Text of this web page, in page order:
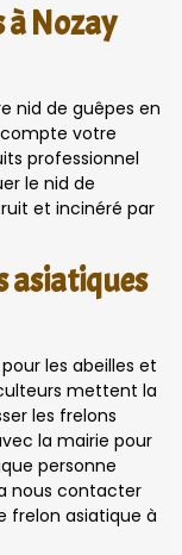
à Nozay
nid de guêpes en
votre
professionnel
le nid de
et incinéré par
asiatiques
les abeilles et
mettent la
les frelons
la mairie pour
personne
nous contacter
frelon asiatique à